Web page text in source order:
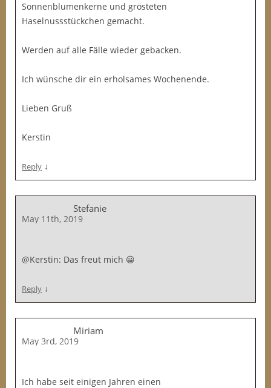
Sonnenblumenkerne und grösteten
Haselnussstückchen gemacht.
Werden auf alle Fälle wieder gebacken.
Ich wünsche dir ein erholsames Wochenende.
Lieben Gruß
Kerstin
Reply ↓
Stefanie
May 11th, 2019
@Kerstin: Das freut mich 😀
Reply ↓
Miriam
May 3rd, 2019
Ich habe seit einigen Jahren einen